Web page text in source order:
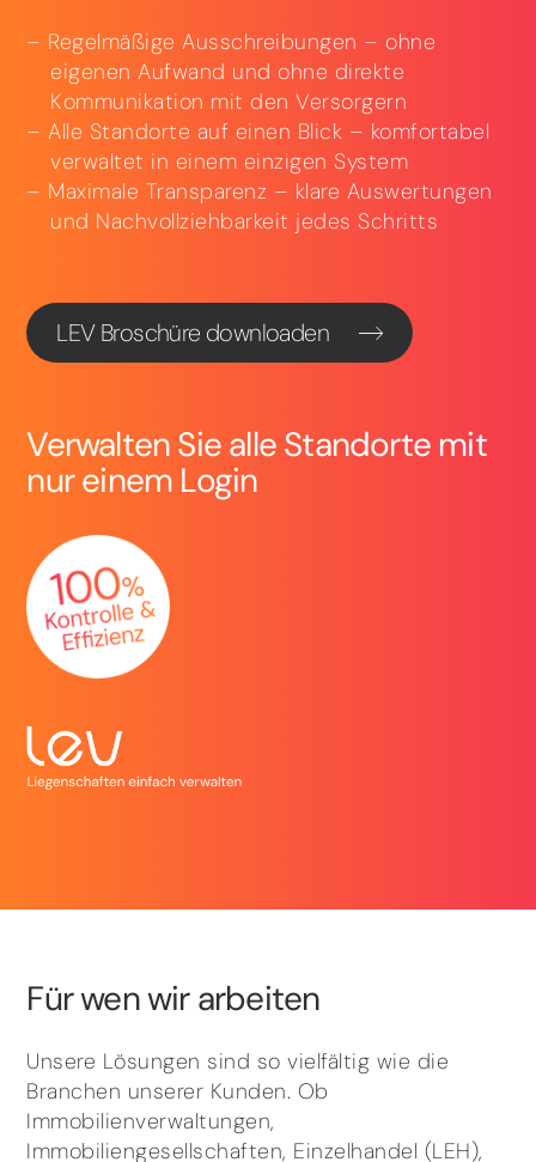
Verwalten Sie alle Standorte mit
nur einem Login
Regelmäßige Ausschreibungen – ohne
eigenen Aufwand und ohne direkte
Kommunikation mit den Versorgern
Alle Standorte auf einen Blick – komfortabel
verwaltet in einem einzigen System
Maximale Transparenz – klare Auswertungen
und Nachvollziehbarkeit jedes Schritts
LEV Broschüre downloaden
Für wen wir arbeiten
Unsere Lösungen sind so vielfältig wie die
Branchen unserer Kunden. Ob
Immobilienverwaltungen,
Immobiliengesellschaften, Einzelhandel (LEH),